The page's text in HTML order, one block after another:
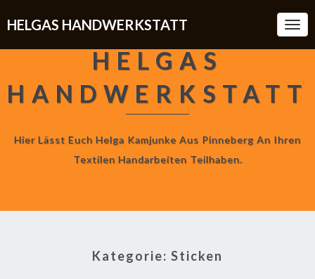
HELGAS HANDWERKSTATT
HELGAS
HANDWERKSTATT
Hier Lässt Euch Helga Kamjunke Aus Pinneberg An Ihren
Textilen Handarbeiten Teilhaben.
Kategorie: Sticken